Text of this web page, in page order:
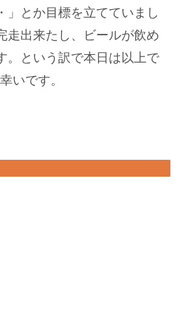
」とか目標を立てていまし
走出来たし、ビールが飲め
。という訳で本日は以上で
いです。